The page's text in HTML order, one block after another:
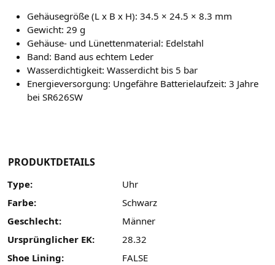
Gehäusegröße (L x B x H): 34.5 × 24.5 × 8.3 mm
Gewicht: 29 g
Gehäuse- und Lünettenmaterial: Edelstahl
Band: Band aus echtem Leder
Wasserdichtigkeit: Wasserdicht bis 5 bar
Energieversorgung: Ungefähre Batterielaufzeit: 3 Jahre
bei SR626SW
PRODUKTDETAILS
Type:
Uhr
Farbe:
Schwarz
Geschlecht:
Männer
Ursprünglicher EK:
28.32
Shoe Lining:
FALSE